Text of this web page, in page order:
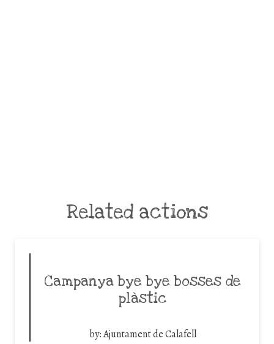
Related actions
Campanya bye bye bosses de
plàstic
by:Ajuntament de Calafell